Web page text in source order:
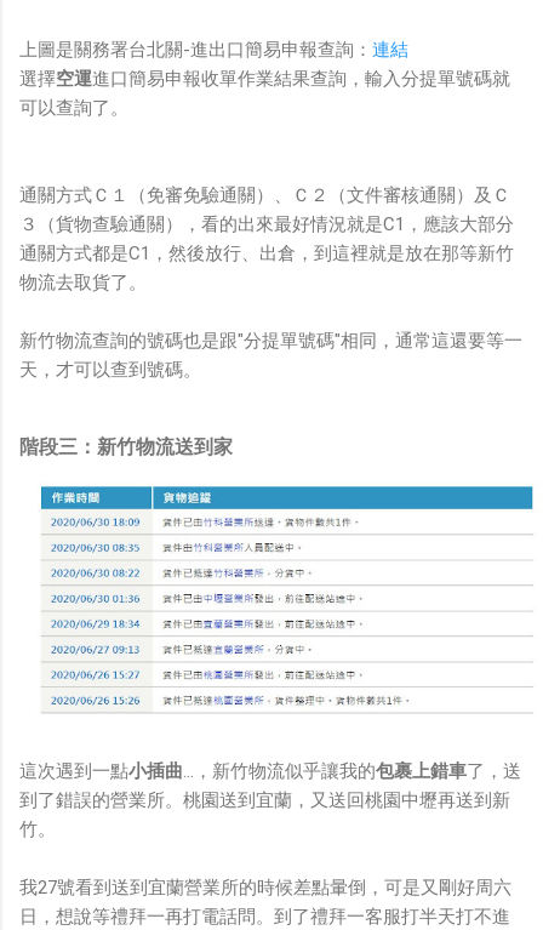
上圖是關務署台北關-進出口簡易申報查詢： 連結
選擇空運進口簡易申報收單作業結果查詢，輸入分提單號碼就
可以查詢了。
通關方式Ｃ１（免審免驗通關）、Ｃ２（文件審核通關）及Ｃ
３（貨物查驗通關），看的出來最好情況就是C1，應該大部分
通關方式都是C1，然後放行、出倉，到這裡就是放在那等新竹
物流去取貨了。
新竹物流查詢的號碼也是跟"分提單號碼"相同，通常這還要等一
天，才可以查到號碼。
階段三：新竹物流送到家
這次遇到一點小插曲...，新竹物流似乎讓我的包裹上錯車了，送
到了錯誤的營業所。桃園送到宜蘭，又送回桃園中壢再送到新
竹。
我27號看到送到宜蘭營業所的時候差點暈倒，可是又剛好周六
日，想說等禮拜一再打電話問。到了禮拜一客服打半天打不進